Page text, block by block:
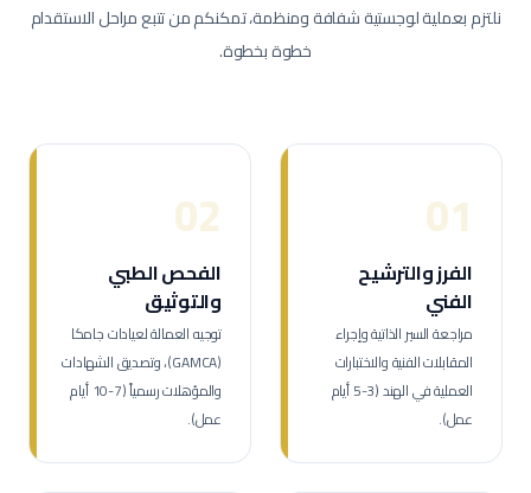
نلتزم بعملية لوجستية شفافة ومنظمة، تمكنكم من تتبع مراحل الاستقدام
خطوة بخطوة.
01
الفرز والترشيح
الفني
مراجعة السير الذاتية وإجراء
المقابلات الفنية والاختبارات
العملية في الهند (3-5 أيام
عمل).
02
الفحص الطبي
والتوثيق
توجيه العمالة لعيادات جامكا
(GAMCA)، وتصديق الشهادات
والمؤهلات رسمياً (7-10 أيام
عمل).